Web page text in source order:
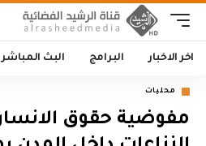
اخر الاخبار البرامج البث المباشر
محليات
مفوضية حقوق